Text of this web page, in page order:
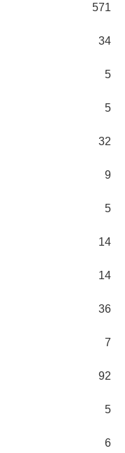
571
34
5
5
32
9
5
14
14
36
7
92
5
6